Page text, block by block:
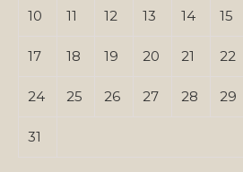
10 11 12 13 14 15
17 18 19 20 21 22
24 25 26 27 28 29
31